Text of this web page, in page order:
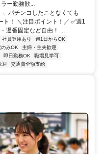
ー勤務歓...
チンコしたことなくても
！ ＼注目ポイント！／ ✅週1
遅番固定など自由！ ...
社員登用あり
週1日からOK
のみOK
主婦・主夫歓迎
即日勤務OK
職場見学可
迎 交通費全額支給